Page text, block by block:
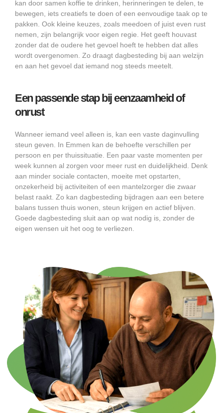
kan door samen koffie te drinken, herinneringen te delen, te
bewegen, iets creatiefs te doen of een eenvoudige taak op te
pakken. Ook kleine keuzes, zoals meedoen of juist even rust
nemen, zijn belangrijk voor eigen regie. Het geeft houvast
zonder dat de oudere het gevoel hoeft te hebben dat alles
wordt overgenomen. Zo draagt dagbesteding bij aan welzijn
en aan het gevoel dat iemand nog steeds meetelt.
Een passende stap bij eenzaamheid of
onrust
Wanneer iemand veel alleen is, kan een vaste daginvulling
steun geven. In Emmen kan de behoefte verschillen per
persoon en per thuissituatie. Een paar vaste momenten per
week kunnen al zorgen voor meer rust en duidelijkheid. Denk
aan minder sociale contacten, moeite met opstarten,
onzekerheid bij activiteiten of een mantelzorger die zwaar
belast raakt. Zo kan dagbesteding bijdragen aan een betere
balans tussen thuis wonen, steun krijgen en actief blijven.
Goede dagbesteding sluit aan op wat nodig is, zonder de
eigen wensen uit het oog te verliezen.